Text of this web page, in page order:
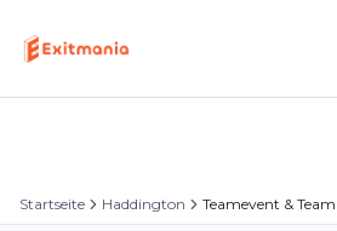
Startseite Haddington